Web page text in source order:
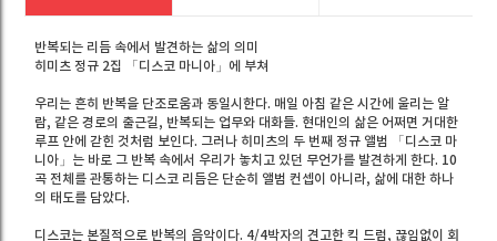
반복되는 리듬 속에서 발견하는 삶의 의미
히미츠 정규 2집 「디스코 마니아」에 부쳐
우리는 흔히 반복을 단조로움과 동일시한다. 매일 아침 같은 시간에 울리는 알
람, 같은 경로의 출근길, 반복되는 업무와 대화들. 현대인의 삶은 어쩌면 거대한
루프 안에 갇힌 것처럼 보인다. 그러나 히미츠의 두 번째 정규 앨범 「디스코 마
니아」는 바로 그 반복 속에서 우리가 놓치고 있던 무언가를 발견하게 한다. 10
곡 전체를 관통하는 디스코 리듬은 단순히 앨범 컨셉이 아니라, 삶에 대한 하나
의 태도를 담았다.
디스코는 본질적으로 반복의 음악이다. 4/4박자의 견고한 킥 드럼, 끊임없이 회